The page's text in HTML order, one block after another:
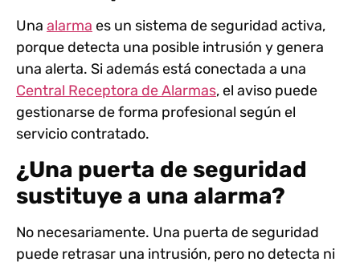
Una alarma es un sistema de seguridad activa,
porque detecta una posible intrusión y genera
una alerta. Si además está conectada a una
Central Receptora de Alarmas, el aviso puede
gestionarse de forma profesional según el
servicio contratado.
¿Una puerta de seguridad
sustituye a una alarma?
No necesariamente. Una puerta de seguridad
puede retrasar una intrusión, pero no detecta ni